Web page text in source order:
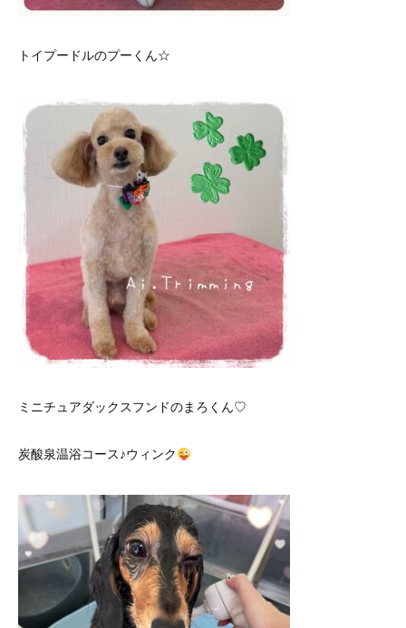
トイプードルのプーくん☆
ミニチュアダックスフンドのまろくん♡
炭酸泉温浴コース♪ウィンク